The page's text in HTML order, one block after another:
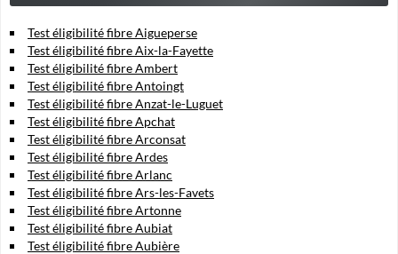
Test éligibilité fibre Aigueperse
Test éligibilité fibre Aix-la-Fayette
Test éligibilité fibre Ambert
Test éligibilité fibre Antoingt
Test éligibilité fibre Anzat-le-Luguet
Test éligibilité fibre Apchat
Test éligibilité fibre Arconsat
Test éligibilité fibre Ardes
Test éligibilité fibre Arlanc
Test éligibilité fibre Ars-les-Favets
Test éligibilité fibre Artonne
Test éligibilité fibre Aubiat
Test éligibilité fibre Aubière